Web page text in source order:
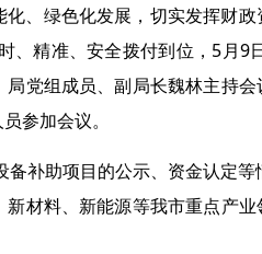
、绿色化发展，切实发挥财
、精准、安全拨付到位，5月9
党组成员、副局长魏林主持
参加会议。
补助项目的公示、资金认定
材料、新能源等我市重点产